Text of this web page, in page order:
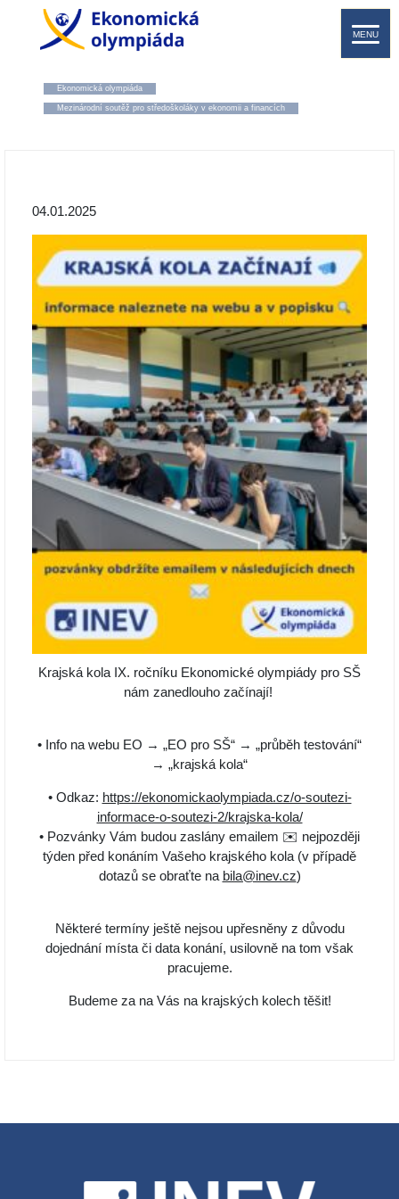
MENU
Ekonomická olympiáda
Mezinárodní soutěž pro středoškoláky v ekonomii a financích
04.01.2025
Krajská kola IX. ročníku Ekonomické olympiády pro SŠ
nám zanedlouho začínají!
• Info na webu EO → „EO pro SŠ“ → „průběh testování“
→ „krajská kola“
• Odkaz: https://ekonomickaolympiada.cz/o-soutezi-
informace-o-soutezi-2/krajska-kola/
• Pozvánky Vám budou zaslány emailem ✉️ nejpozději
týden před konáním Vašeho krajského kola (v případě
dotazů se obraťte na bila@inev.cz)
Některé termíny ještě nejsou upřesněny z důvodu
dojednání místa či data konání, usilovně na tom však
pracujeme.
Budeme za na Vás na krajských kolech těšit!